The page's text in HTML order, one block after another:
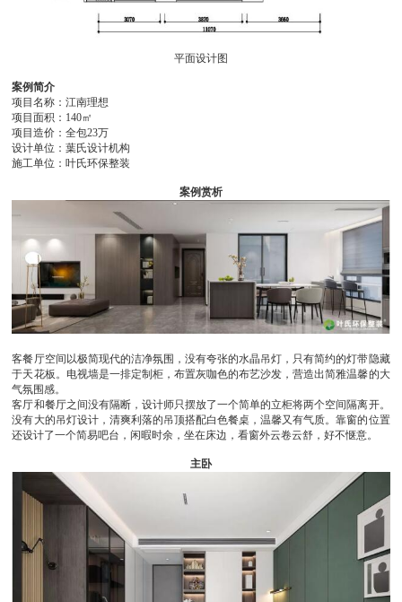
平面设计图
案例简介
项目名称：江南理想
项目面积：140㎡
项目造价：全包23万
设计单位：葉氏设计机构
施工单位：叶氏环保整装
案例赏析
客餐厅空间以极简现代的洁净氛围，没有夸张的水晶吊灯，只有简约的灯带隐藏
于天花板。电视墙是一排定制柜，布置灰咖色的布艺沙发，营造出简雅温馨的大
气氛围感。
客厅和餐厅之间没有隔断，设计师只摆放了一个简单的立柜将两个空间隔离开。
没有大的吊灯设计，清爽利落的吊顶搭配白色餐桌，温馨又有气质。靠窗的位置
还设计了一个简易吧台，闲暇时余，坐在床边，看窗外云卷云舒，好不惬意。
主卧